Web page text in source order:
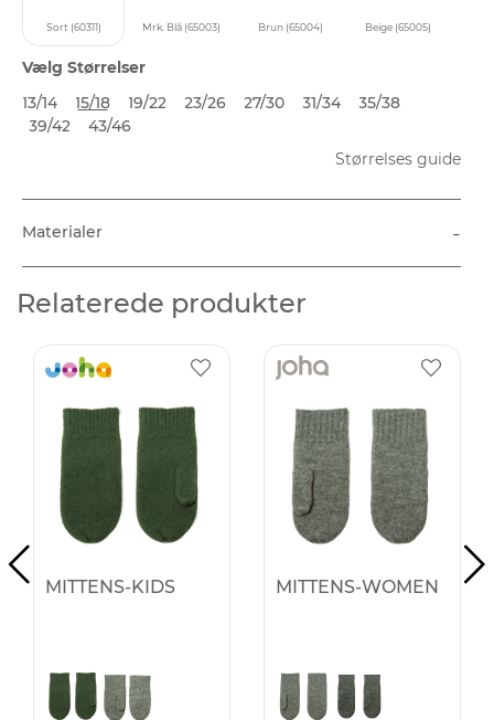
Sort (60311) Mrk. Blå (65003) Brun (65004) Beige (65005)
Vælg Størrelser
13/14
15/18 19/22 23/26 27/30 31/34
35/38
39/42
43/46
Størrelses guide
Materialer -
Relaterede produkter
MITTENS-KIDS MITTENS-WOMEN